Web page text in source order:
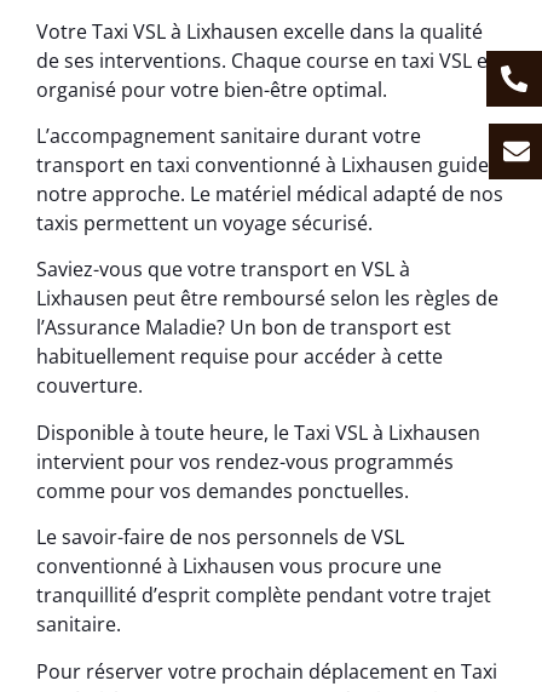
Votre Taxi VSL à Lixhausen excelle dans la qualité
de ses interventions. Chaque course en taxi VSL est
organisé pour votre bien-être optimal.
L’accompagnement sanitaire durant votre
transport en taxi conventionné à Lixhausen guide
notre approche. Le matériel médical adapté de nos
taxis permettent un voyage sécurisé.
Saviez-vous que votre transport en VSL à
Lixhausen peut être remboursé selon les règles de
l’Assurance Maladie? Un bon de transport est
habituellement requise pour accéder à cette
couverture.
Disponible à toute heure, le Taxi VSL à Lixhausen
intervient pour vos rendez-vous programmés
comme pour vos demandes ponctuelles.
Le savoir-faire de nos personnels de VSL
conventionné à Lixhausen vous procure une
tranquillité d’esprit complète pendant votre trajet
sanitaire.
Pour réserver votre prochain déplacement en Taxi